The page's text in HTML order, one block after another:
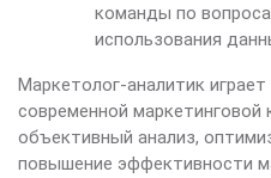
команды по
использования
Маркетолог-аналитик
современной маркетинговой
объективный анализ,
повышение эффективности